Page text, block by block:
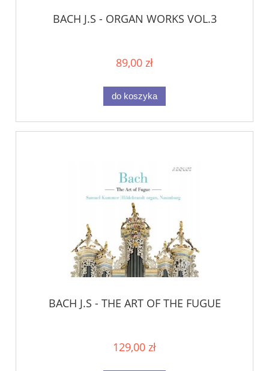
BACH J.S - ORGAN WORKS VOL.3
89,00 zł
do koszyka
BACH J.S - THE ART OF THE FUGUE
129,00 zł